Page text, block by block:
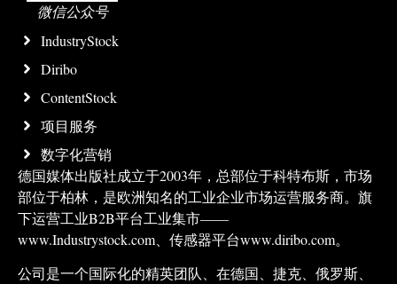
微信公众号
IndustryStock
Diribo
ContentStock
项目服务
数字化营销
德国媒体出版社成立于2003年，总部位于科特布斯，市场
部位于柏林，是欧洲知名的工业企业市场运营服务商。旗
下运营工业B2B平台工业集市——
www.Industrystock.com、传感器平台www.diribo.com。
公司是一个国际化的精英团队、在德国、捷克、俄罗斯、